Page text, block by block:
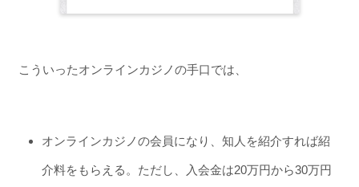
こういったオンラインカジノの手口では、
オンラインカジノの会員になり、知人を紹介すれば紹
介料をもらえる。ただし、入会金は20万円から30万円